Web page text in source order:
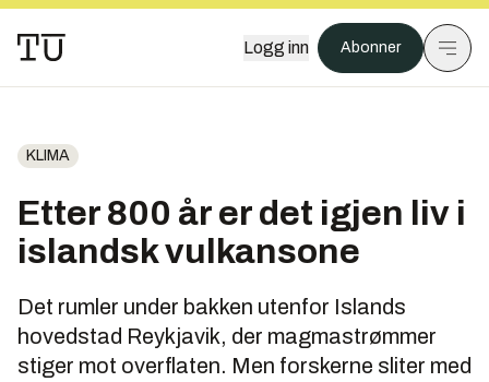
Logg inn Abonner
KLIMA
Etter 800 år er det igjen liv i
islandsk vulkansone
Det rumler under bakken utenfor Islands
hovedstad Reykjavik, der magmastrømmer
stiger mot overflaten. Men forskerne sliter med